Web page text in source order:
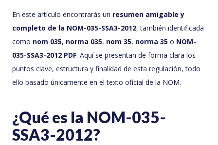
En este artículo encontrarás un resumen amigable y
completo de la NOM-035-SSA3-2012, también identificada
como nom 035, norma 035, nom 35, norma 35 o NOM-
035-SSA3-2012 PDF. Aquí se presentan de forma clara los
puntos clave, estructura y finalidad de esta regulación, todo
ello basado únicamente en el texto oficial de la NOM.
¿Qué es la NOM-035-
SSA3-2012?